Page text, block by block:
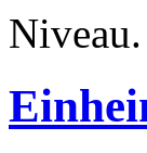
Niveau.